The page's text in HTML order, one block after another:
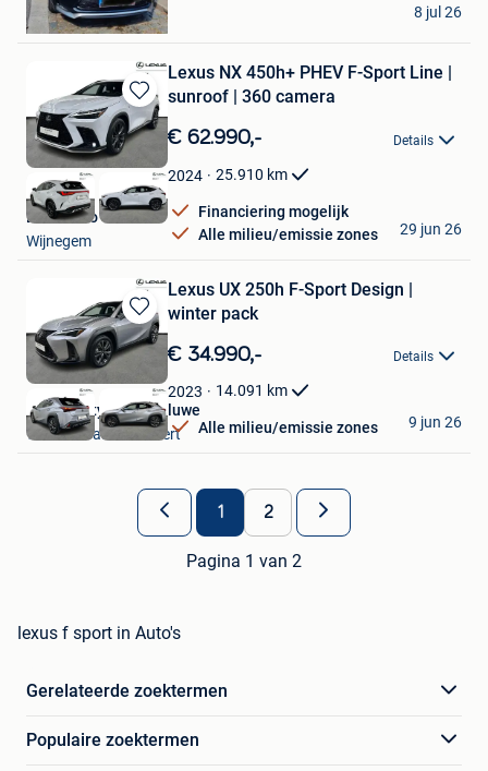
Deurne
8 jul 26
Bewaren
in
Mijn
Favorieten
Lexus NX 450h+ PHEV F-Sport Line |
sunroof | 360 camera
€ 62.990,- Details
2024 25.910 km
Financiering mogelijk
Alle milieu/emissie zones
Bravoauto Woluwe
Wijnegem
29 jun 26
Bewaren
in
Favorieten
Lexus UX 250h F-Sport Design |
winter pack
€ 34.990,- Details
2023 14.091 km
Alle milieu/emissie zones
Toyota City Used Woluwe
Woluwe-Saint-Lambert
9 jun 26
1 2
Pagina 1 van 2
lexus f sport in Auto's
Gerelateerde zoektermen
Populaire zoektermen